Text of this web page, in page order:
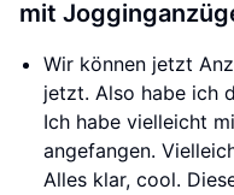
mit
Wir können jetzt
jetzt. Also habe ich
Ich habe vielleicht
angefangen.
Alles klar, cool.